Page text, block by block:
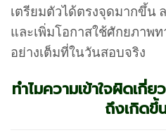
เตรียมตัวได้ตรงจุดมากขึ้น
และเพิ่มโอกาสใช้ศักยภาพ
อย่างเต็มที่ในวันสอบจริง
ทำไมความเข้าใจผิดเ
ถึงเกิดขึ้